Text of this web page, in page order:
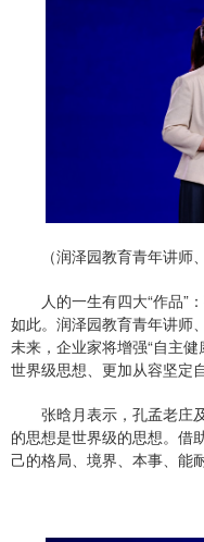
（润泽园教育青年讲师
人的一生有四大“作品”
如此。润泽园教育青年讲师
未来，企业家将增强“自主
世界级思想、更加从容坚定自
张晗月表示，孔孟老庄
的思想是世界级的思想。借
己的格局、境界、本事、能